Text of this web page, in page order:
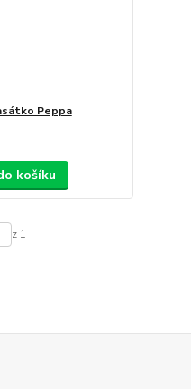
Peppa
košíku
z 1